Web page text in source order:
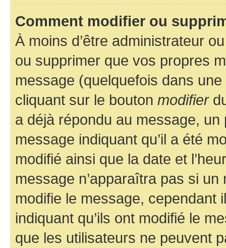
Comment modifier ou
À moins d’être administrateur
ou supprimer que vos propres
message (quelquefois dans
cliquant sur le bouton modifier
a déjà répondu au message, un
message indiquant qu’il a été
modifié ainsi que la date et
message n’apparaîtra pas si
modifie le message, cependant
indiquant qu’ils ont modifié le
que les utilisateurs ne peuvent